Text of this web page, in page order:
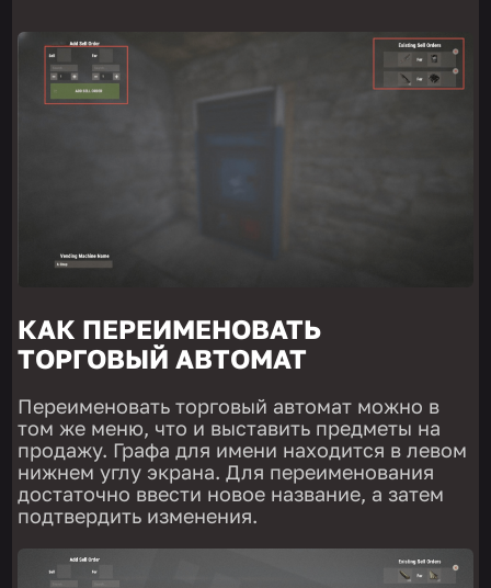
КАК ПЕРЕИМЕНОВАТЬ
ТОРГОВЫЙ АВТОМАТ
Переименовать торговый автомат можно в
том же меню, что и выставить предметы на
продажу. Графа для имени находится в левом
нижнем углу экрана. Для переименования
достаточно ввести новое название, а затем
подтвердить изменения.